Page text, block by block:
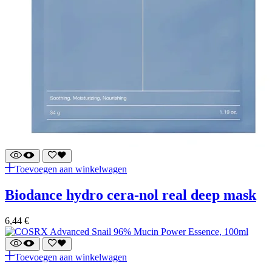
Toevoegen aan winkelwagen
biodance hydro cera-nol real deep mask
6,44 €
Toevoegen aan winkelwagen